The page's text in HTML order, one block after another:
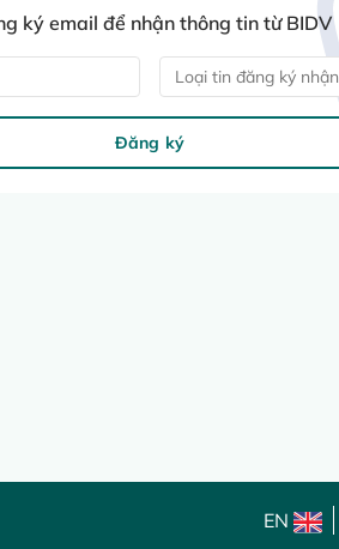
ký email để nhận thông tin từ BIDV
Loại tin đăng ký nhận
Đăng ký
EN